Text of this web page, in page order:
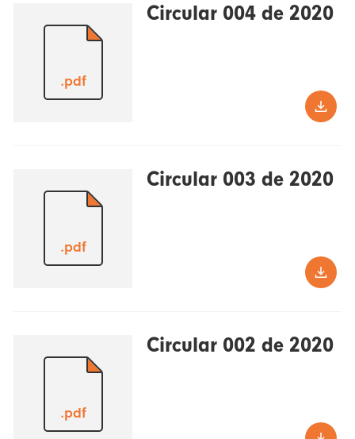
.pdf
Circular 004 de 2020
.pdf
Circular 003 de 2020
.pdf
Circular 002 de 2020